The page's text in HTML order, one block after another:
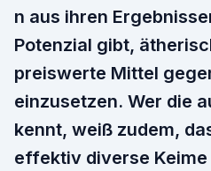
n aus ihren
Potenzial gibt,
preiswerte Mittel
einzusetzen. Wer die
kennt, weiß zudem,
effektiv diverse